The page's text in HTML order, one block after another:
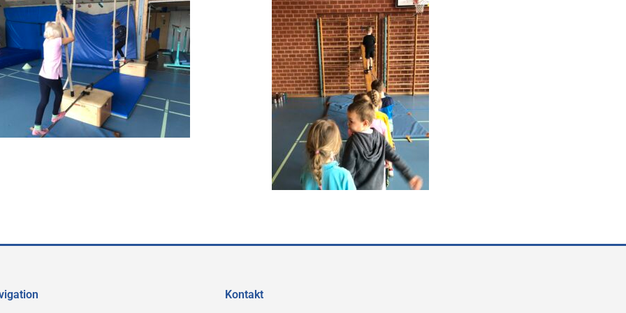
Kontakt